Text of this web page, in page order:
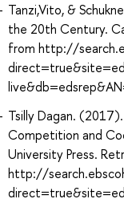
Tanzi,Vito, &
the 20th Century.
from http://
Tsilly Dagan.
Competition and
University Press.
http://